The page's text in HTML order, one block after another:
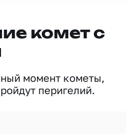
комет с
момент кометы,
перигелий.